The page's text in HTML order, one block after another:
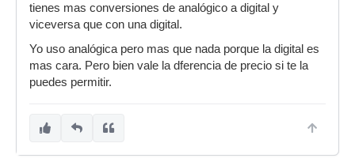
tienes mas conversiones de analógico a digital y
viceversa que con una digital.
Yo uso analógica pero mas que nada porque la digital es
mas cara. Pero bien vale la dferencia de precio si te la
puedes permitir.